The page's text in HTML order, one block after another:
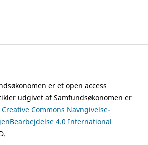
er et open access
udgivet af Samfundsøkonomen er
Creative Commons Navngivelse-
4.0 International